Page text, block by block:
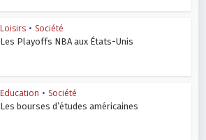
Loisirs • Société
Les Playoffs NBA aux États-Unis
Education • Société
Les bourses d’études américaines